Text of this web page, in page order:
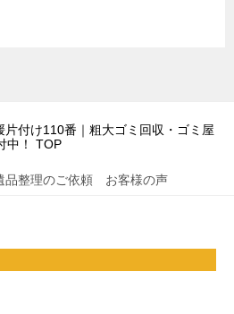
片付け110番｜粗大ゴミ回収・ゴミ屋
！
TOP
品整理のご依頼 お客様の声